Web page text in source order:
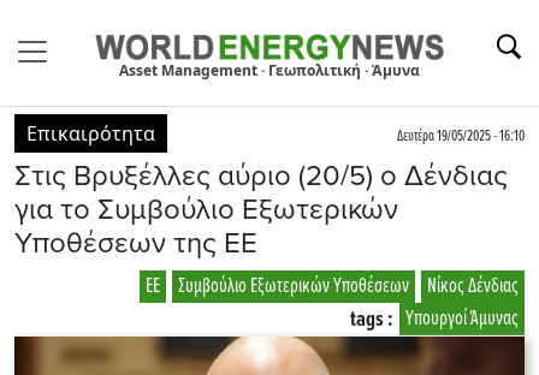
Asset Management · Γεωπολιτική · Άμυνα
Επικαιρότητα Δευτέρα 19/05/2025 - 16:10
Στις Βρυξέλλες αύριο (20/5) ο Δένδιας
για το Συμβούλιο Εξωτερικών
Υποθέσεων της ΕΕ
Νίκος Δένδιας
Συμβούλιο Εξωτερικών Υποθέσεων
ΕΕ
Υπουργοί Άμυνας
tags :